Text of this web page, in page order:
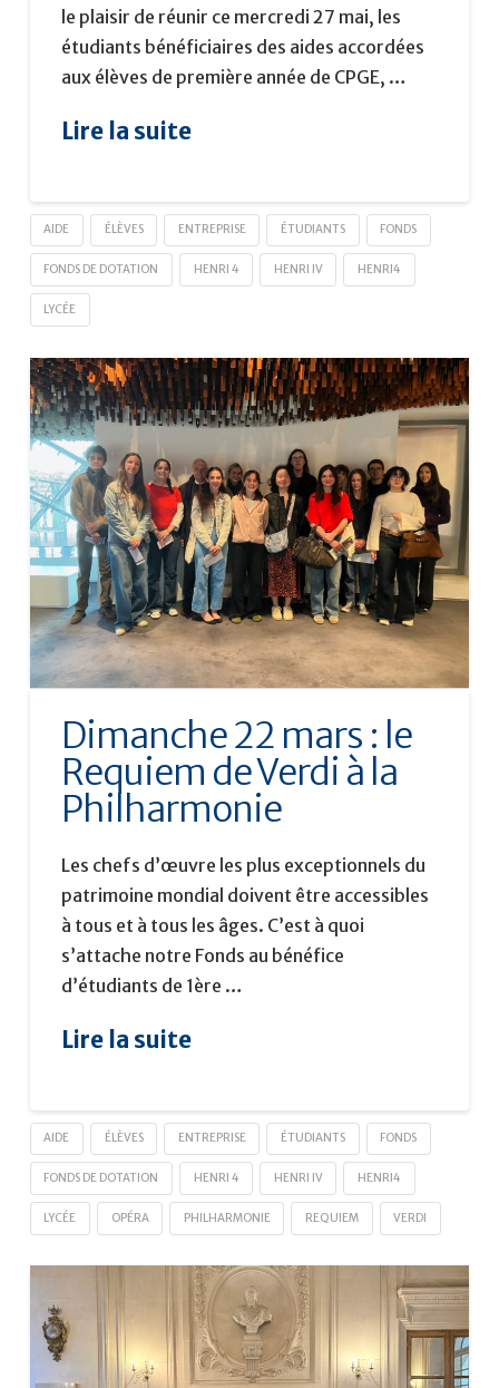
le plaisir de réunir ce mercredi 27 mai, les
étudiants bénéficiaires des aides accordées
aux élèves de première année de CPGE, …
Lire la suite
AIDE ÉLÈVES ENTREPRISE ÉTUDIANTS FONDS
FONDS DE DOTATION HENRI 4 HENRI IV HENRI4
LYCÉE
Dimanche 22 mars : le
Requiem de Verdi à la
Philharmonie
Les chefs d’œuvre les plus exceptionnels du
patrimoine mondial doivent être accessibles
à tous et à tous les âges. C’est à quoi
s’attache notre Fonds au bénéfice
d’étudiants de 1ère …
Lire la suite
AIDE ÉLÈVES ENTREPRISE ÉTUDIANTS FONDS
FONDS DE DOTATION HENRI 4 HENRI IV HENRI4
LYCÉE OPÉRA PHILHARMONIE REQUIEM VERDI